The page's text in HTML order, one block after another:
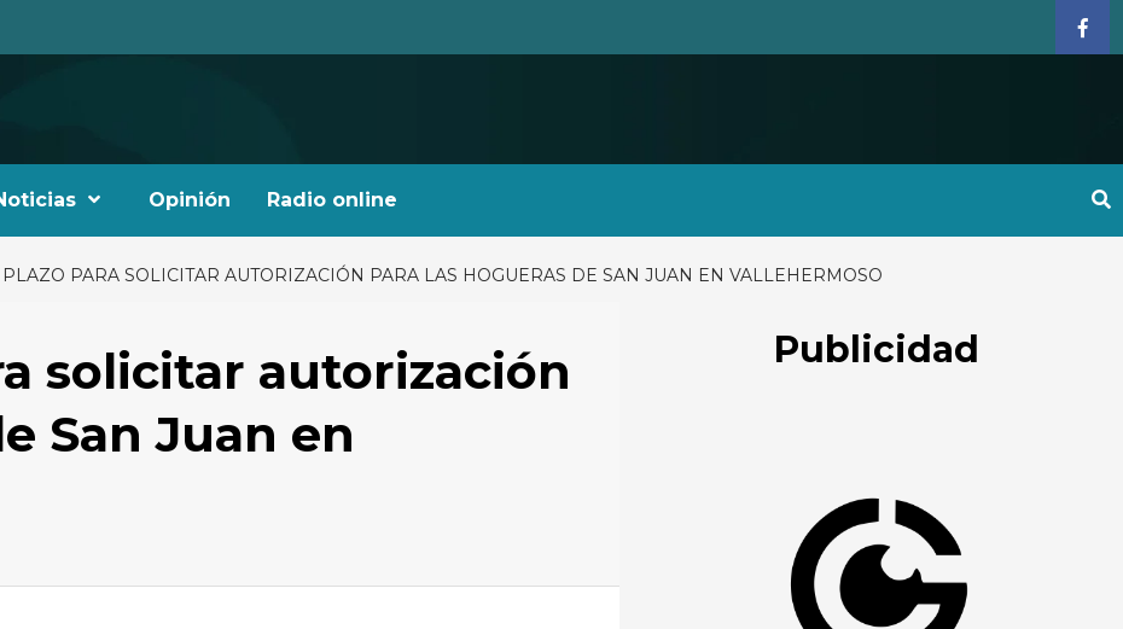
Opinión Radio online
PARA SOLICITAR AUTORIZACIÓN PARA LAS HOGUERAS DE SAN JUAN EN VALLEHERMOSO
solicitar autorización
San Juan en
Publicidad